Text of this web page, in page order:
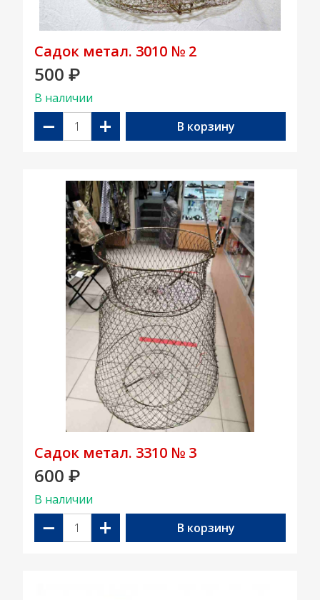
Садок метал. 3010 № 2
500 ₽
В наличии
− + В корзину
Садок метал. 3310 № 3
600 ₽
В наличии
− + В корзину